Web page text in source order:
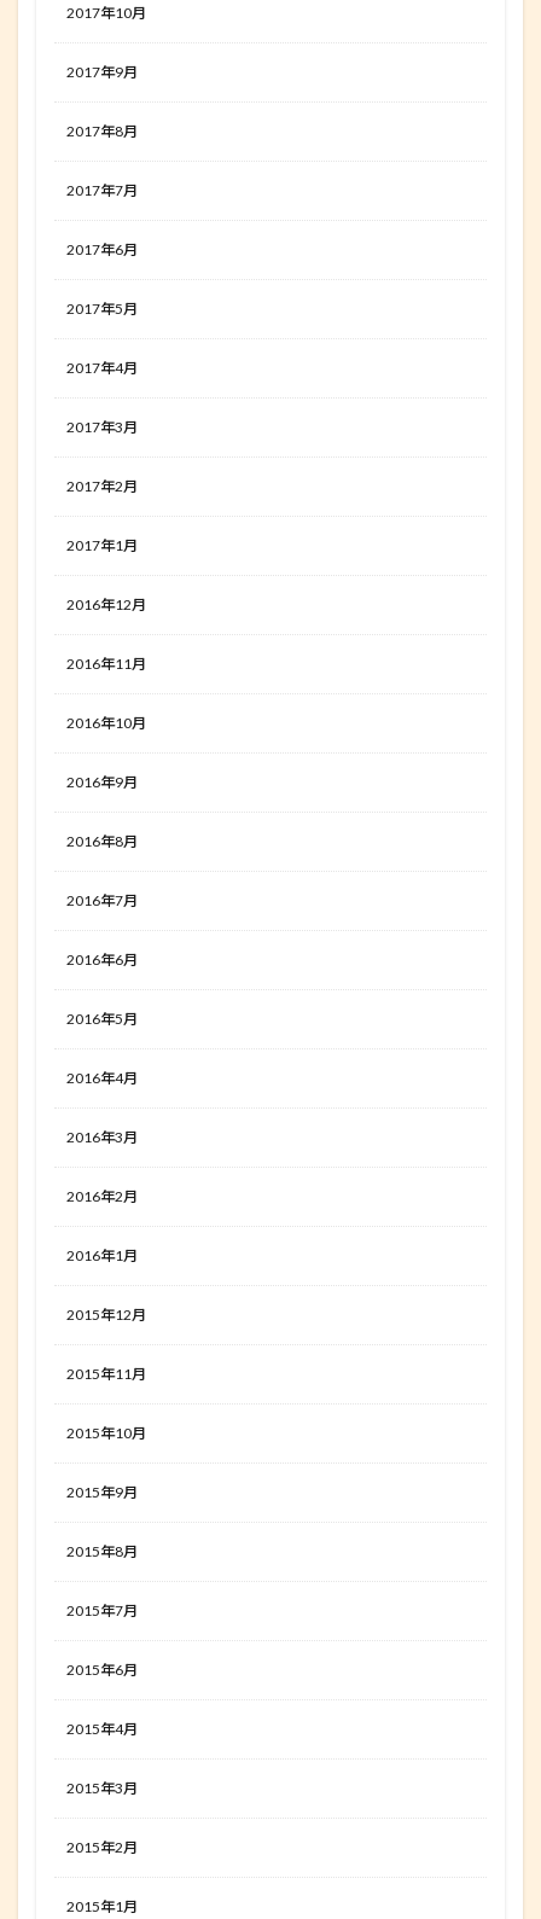
2017年10月
2017年9月
2017年8月
2017年7月
2017年6月
2017年5月
2017年4月
2017年3月
2017年2月
2017年1月
2016年12月
2016年11月
2016年10月
2016年9月
2016年8月
2016年7月
2016年6月
2016年5月
2016年4月
2016年3月
2016年2月
2016年1月
2015年12月
2015年11月
2015年10月
2015年9月
2015年8月
2015年7月
2015年6月
2015年4月
2015年3月
2015年2月
2015年1月